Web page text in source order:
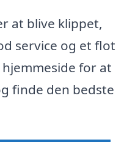
at blive klippet,
service og et flot
for at
finde den bedste